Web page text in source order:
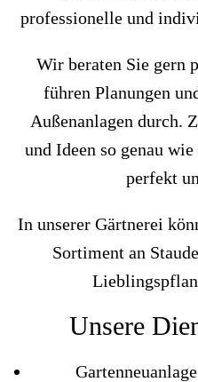
professionelle und
Wir beraten Sie gern
führen Planungen
Außenanlagen durch.
und Ideen so genau
perfekt
In unserer Gärtnerei
Sortiment an
Unsere